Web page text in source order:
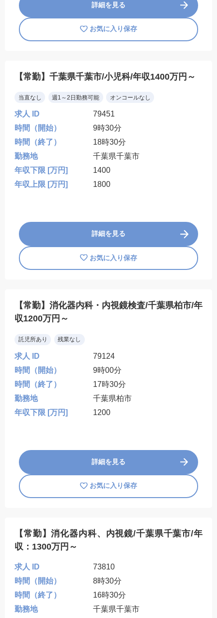
詳細を見る
お気に入り保存
【常勤】千葉県千葉市/小児科/年収1400万円～
当直なし 週1～2日勤務可能 オンコールなし
求人 ID
79451
時間（開始）
9時30分
時間（終了）
18時30分
勤務地
千葉県千葉市
年収下限 [万円]
1400
年収上限 [万円]
1800
詳細を見る
お気に入り保存
【常勤】消化器内科・内視鏡検査/千葉県柏市/年
収1200万円～
託児所あり 残業なし
求人 ID
79124
時間（開始）
9時00分
時間（終了）
17時30分
勤務地
千葉県柏市
年収下限 [万円]
1200
詳細を見る
お気に入り保存
【常勤】消化器内科、内視鏡/千葉県千葉市/年
収：1300万円～
求人 ID
73810
時間（開始）
8時30分
時間（終了）
16時30分
勤務地
千葉県千葉市